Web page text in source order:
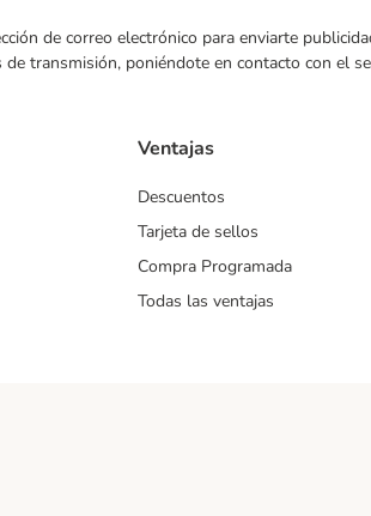
de correo electrónico para enviarte
transmisión, poniéndote en contacto con el
Ventajas
Descuentos
Tarjeta de sellos
Compra Programada
Todas las ventajas